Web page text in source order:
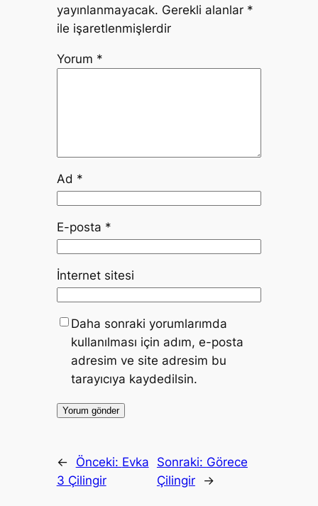
yayınlanmayacak. Gerekli alanlar *
ile işaretlenmişlerdir
Yorum *
Ad *
E-posta *
İnternet sitesi
Daha sonraki yorumlarımda
kullanılması için adım, e-posta
adresim ve site adresim bu
tarayıcıya kaydedilsin.
← Önceki: Evka
3 Çilingir
Sonraki: Görece
Çilingir
→